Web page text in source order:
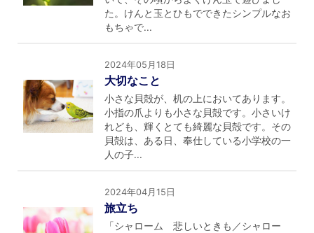
た。けんと玉とひもでできたシンプルなお
もちゃで...
2024年05月18日
大切なこと
小さな貝殻が、机の上においてあります。
小指の爪よりも小さな貝殻です。小さいけ
れども、輝くとても綺麗な貝殻です。その
貝殻は、ある日、奉仕している小学校の一
人の子...
2024年04月15日
旅立ち
「シャローム 悲しいときも／シャロー